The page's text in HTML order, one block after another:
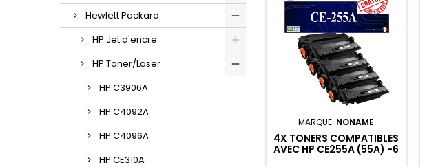
Hewlett Packard
HP Jet d'encre
HP Toner/Laser
HP C3906A
HP C4092A
HP C4096A
HP CE310A
MARQUE: NONAME
4X TONERS COMPATIBLES
AVEC HP CE255A (55A) -6